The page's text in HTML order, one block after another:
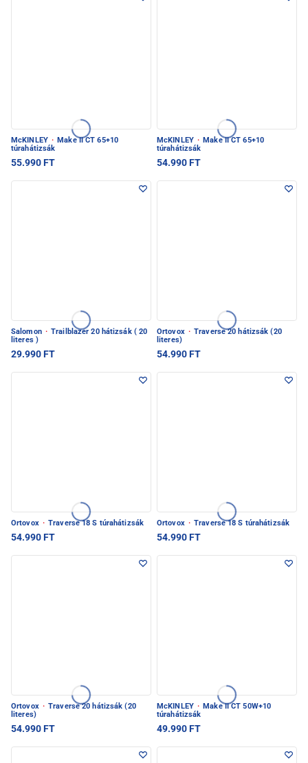
McKINLEY · Make II CT 65+10
túrahátizsák
55.990 FT
McKINLEY · Make II CT 65+10
túrahátizsák
54.990 FT
Salomon · Trailblazer 20 hátizsák ( 20
literes )
29.990 FT
Ortovox · Traverse 20 hátizsák (20
literes)
54.990 FT
Ortovox · Traverse 18 S túrahátizsák
54.990 FT
Ortovox · Traverse 18 S túrahátizsák
54.990 FT
Ortovox · Traverse 20 hátizsák (20
literes)
54.990 FT
McKINLEY · Make II CT 50W+10
túrahátizsák
49.990 FT